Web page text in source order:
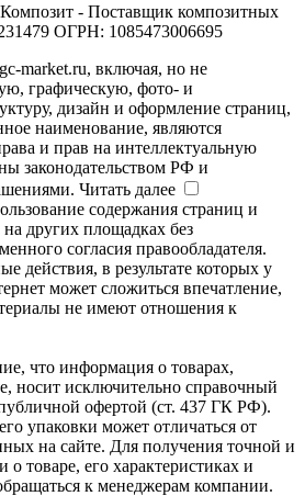
- Поставщик композитных
ОГРН: 1085473006695
market.ru, включая, но не
графическую, фото- и
дизайн и оформление страниц,
наименование, являются
и прав на интеллектуальную
законодательством РФ и
Читать далее
содержания страниц и
на других площадках без
согласия правообладателя.
действия, в результате которых у
может сложиться впечатление,
не имеют отношения к
что информация о товарах,
носит исключительно справочный
публичной офертой (ст. 437 ГК РФ).
упаковки может отличаться от
на сайте. Для получения точной и
товаре, его характеристиках и
к менеджерам компании.